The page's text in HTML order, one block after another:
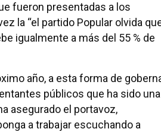
fueron presentadas a los
la “el partido Popular olvida
igualmente a más del 55 % de
año, a esta forma de
públicos que ha sido una
asegurado el portavoz,
a trabajar escuchando a